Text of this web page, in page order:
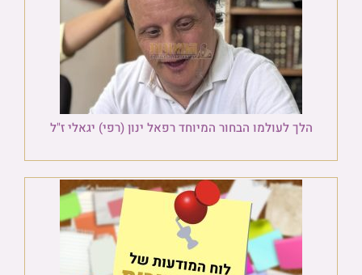
הלך לעולמו הבחור המיוחד רפאל ינון (רפי) יגאלי ז"ל